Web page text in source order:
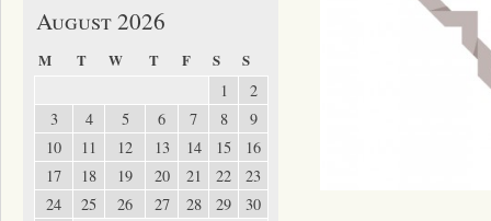
August 2026
M T W T F S S
1
2
3
4 5 6 7 8
9
10
11 12 13 14 15
16
17
18 19 20 21 22
23
24
25 26 27 28 29
30